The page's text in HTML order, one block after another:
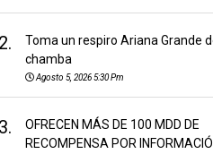
2.
Toma un respiro Ariana Grande
chamba
Agosto 5, 2026 5:30 Pm
3.
OFRECEN MÁS DE 100 MDD DE
RECOMPENSA POR